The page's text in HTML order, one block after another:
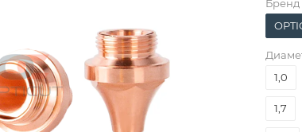
Бренд
1,0
1,7